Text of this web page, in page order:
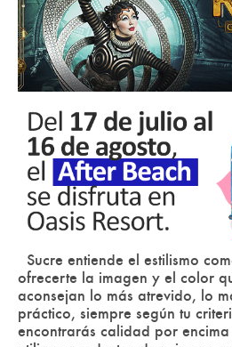
Sucre entiende el estilismo
ofrecerte la imagen y el color
aconsejan lo más atrevido, lo
práctico, siempre según tu
encontrarás calidad por